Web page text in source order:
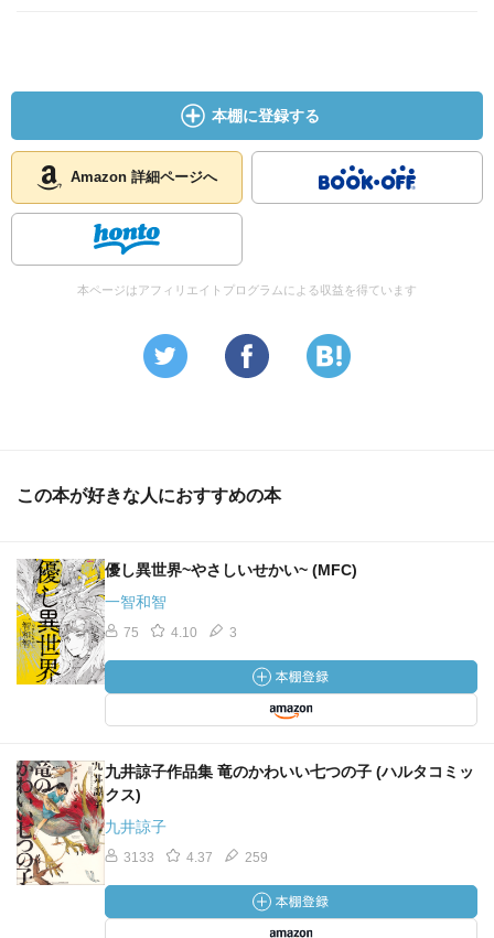
本棚に登録する
Amazon 詳細ページへ
本ページはアフィリエイトプログラムによる収益を得ています
この本が好きな人におすすめの本
優し異世界~やさしいせかい~ (MFC)
一智和智
75 4.10 3
九井諒子作品集 竜のかわいい七つの子 (ハルタコミッ
クス)
九井諒子
3133 4.37 259